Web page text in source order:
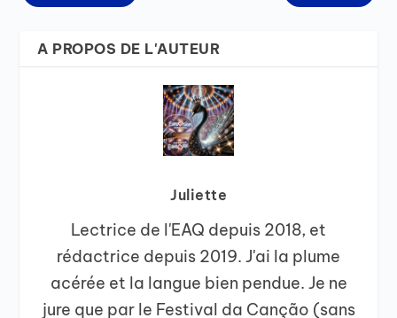
A PROPOS DE L'AUTEUR
Juliette
Lectrice de l'EAQ depuis 2018, et
rédactrice depuis 2019. J'ai la plume
acérée et la langue bien pendue. Je ne
jure que par le Festival da Canção (sans